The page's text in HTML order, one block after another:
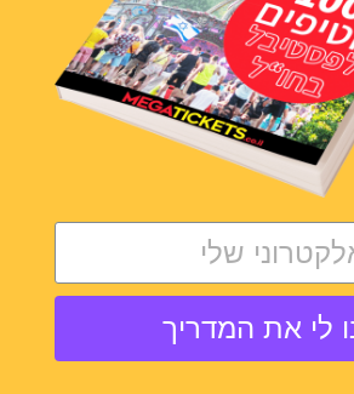
Dominator
יולי 2026
לי את המדריך